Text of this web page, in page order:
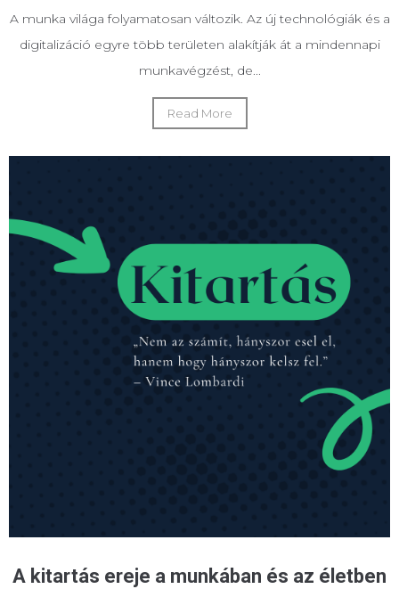
A munka világa folyamatosan változik. Az új technológiák és a
digitalizáció egyre több területen alakítják át a mindennapi
munkavégzést, de...
Read More
A kitartás ereje a munkában és az életben